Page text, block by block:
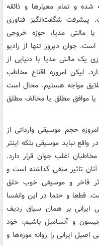
شده و تمام معیارها و ذائقه
شگفت‌انگیز فناوری
مالتی مدیا، حوزه خروجی
جوان دیروز تنها از رادیو
یک مالتی مدیا با دنیایی از
لیکن امروزه اقناع مخاطب
مواجه هستیم. محال است
موافق مطلق یا مخالف مطلق
حجم موسیقی وارداتی از
نباید موسیقی بلکه اینتر
اغلب جوان قرار دارد.
تاثیر منفی گذاشته است و
فاخر و موسیقی خوب خلق
قطعا و حتما در این وانفسا
ایرانی بر همان سیاق ردیف‌
و آنسامبل باشیم، خود
ایرانی را روانه موزه‌ها و